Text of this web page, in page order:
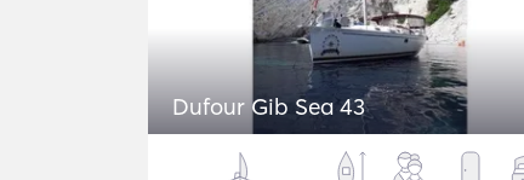
Dufour Gib Sea 43